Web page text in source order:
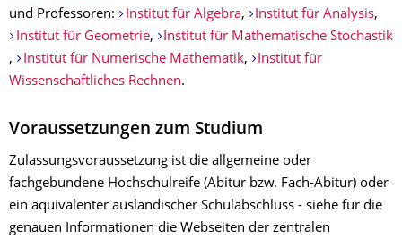
und Professoren:
Institut für Algebra, Institut für Analysis,
Institut für Geometrie,
Institut für Mathematische Stochastik
,
Institut für Numerische Mathematik,
Institut für
Wissenschaftliches Rechnen.
Voraussetzungen zum Studium
Zulassungsvoraussetzung ist die allgemeine oder
fachgebundene Hochschulreife (Abitur bzw. Fach-Abitur) oder
ein äquivalenter ausländischer Schulabschluss - siehe für die
genauen Informationen die Webseiten der zentralen